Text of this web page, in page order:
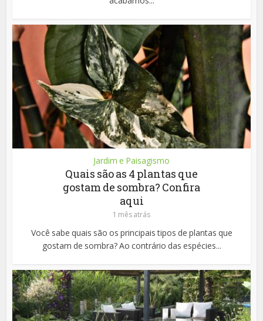
Jardim e Paisagismo
Quais são as 4 plantas que
gostam de sombra? Confira
aqui
1 mês atrás
Você sabe quais são os principais tipos de plantas que
gostam de sombra? Ao contrário das espécies...